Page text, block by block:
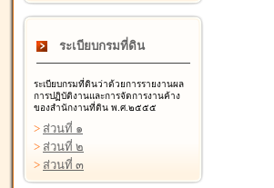
ระเบียบกรมที่ดิน
ระเบียบกรมที่ดินว่าด้วยการรายงานผล
การปฏิบัติงานและการจัดการงานค้าง
ของสำนักงานที่ดิน พ.ศ.๒๕๕๕
> ส่วนที่ ๑
> ส่วนที่ ๒
> ส่วนที่ ๓